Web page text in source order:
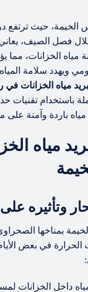
الخيمة، حيث ترتفع
فصل الصيف،
الخزانات، مما
ويهدد سلامة
مياه الخزانات في
باستخدام تقنيات
باردة وآمنة على
مياه
وتأثيره
بمناخها
داخل الخزانات